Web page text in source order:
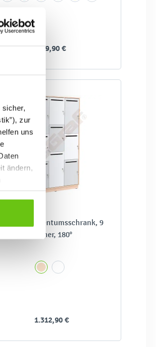
sicher,
zur
uns
ändern,
349,90 €
Quadro - Eigentumsschrank, 9
Fächer, 180°
1.312,90 €